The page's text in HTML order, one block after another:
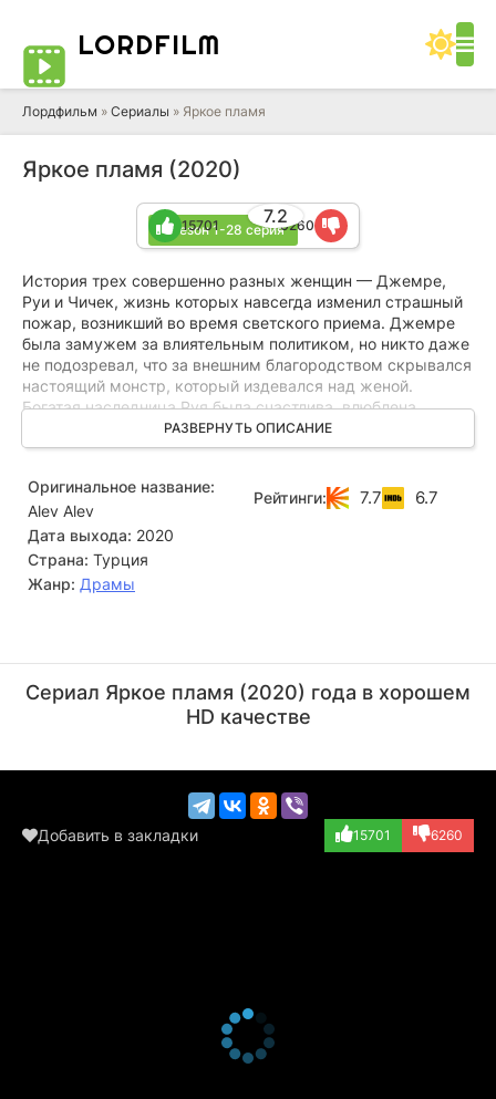
LORDFILM
Лордфильм » Сериалы » Яркое пламя
Яркое пламя (2020)
1 сезон 1-28 серия
7.2
15701 6260
История трех совершенно разных женщин — Джемре,
Руи и Чичек, жизнь которых навсегда изменил страшный
пожар, возникший во время светского приема. Джемре
была замужем за влиятельным политиком, но никто даже
не подозревал, что за внешним благородством скрывался
настоящий монстр, который издевался над женой.
Богатая наследница Руя была счастлива, влюблена
и собиралась замуж, трудности обходили ее стороной.
Горничная и ее близкая подруга Чичек тоже готовилась
дом на море. Для каждой из них трагедия стала
возможностью начать жизнь с чистого листа
и переосмыслить свою жизнь, добиться справедливости
и найти настоящую любовь.
РАЗВЕРНУТЬ ОПИСАНИЕ
Оригинальное название:
Alev Alev
Дата выхода: 2020
Страна: Турция
Жанр: Драмы
Рейтинги: 7.7 6.7
(Riza Kocaoglu)
(Çiçek Görgülü)
Сериал Яркое пламя (2020) года в хорошем
HD качестве
Добавить в закладки 15701 6260